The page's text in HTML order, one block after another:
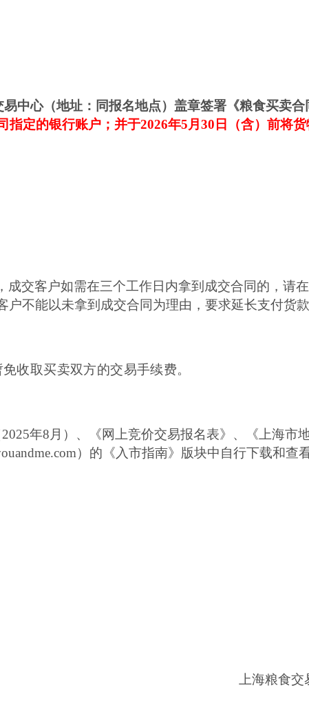
易中心（地址：同报名地点）盖章签署 《粮食买卖
指定的银行账户；并于2026年5月 30 日（含）前将货
交客户如需在三个工作日内拿到成交合同的，请
不能以未拿到成交合同为理由，要求延长支付货款
收取买卖双方的交易手续费。
2025年8 月 ）、《网上竞价交易报名表》、 《上海市
）的《 入市指南》版块中自行下载和查看
上海粮食